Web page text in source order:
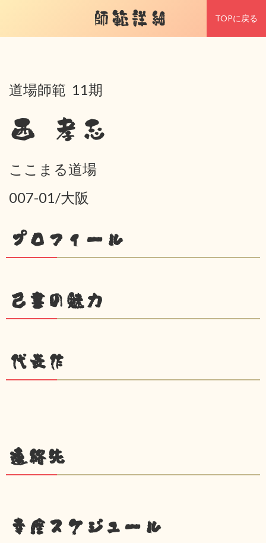
師範詳細 TOPに戻る
道場師範 11期
西 孝志
ここまる道場
007-01/大阪
プロフィール
己書の魅力
代表作
連絡先
幸座スケジュール